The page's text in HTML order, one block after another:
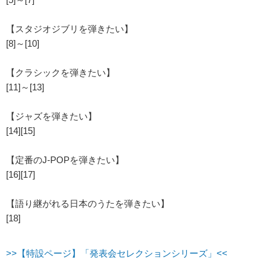
【スタジオジブリを弾きたい】
[8]～[10]
【クラシックを弾きたい】
[11]～[13]
【ジャズを弾きたい】
[14][15]
【定番のJ-POPを弾きたい】
[16][17]
【語り継がれる日本のうたを弾きたい】
[18]
>>【特設ページ】「発表会セレクションシリーズ」<<